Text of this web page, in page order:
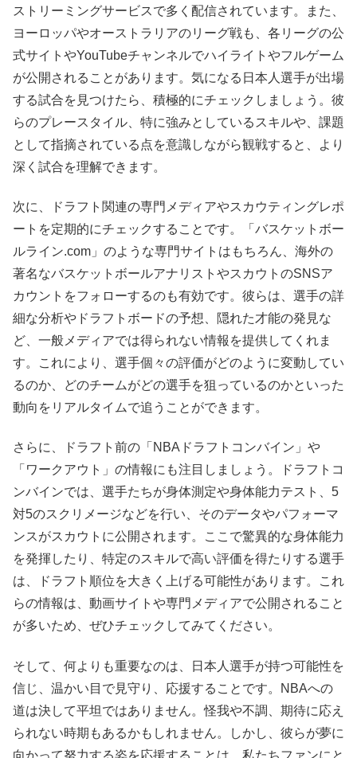
ストリーミングサービスで多く配信されています。また、
ヨーロッパやオーストラリアのリーグ戦も、各リーグの公
式サイトやYouTubeチャンネルでハイライトやフルゲーム
が公開されることがあります。気になる日本人選手が出場
する試合を見つけたら、積極的にチェックしましょう。彼
らのプレースタイル、特に強みとしているスキルや、課題
として指摘されている点を意識しながら観戦すると、より
深く試合を理解できます。
次に、ドラフト関連の専門メディアやスカウティングレポ
ートを定期的にチェックすることです。「バスケットボー
ルライン.com」のような専門サイトはもちろん、海外の
著名なバスケットボールアナリストやスカウトのSNSア
カウントをフォローするのも有効です。彼らは、選手の詳
細な分析やドラフトボードの予想、隠れた才能の発見な
ど、一般メディアでは得られない情報を提供してくれま
す。これにより、選手個々の評価がどのように変動してい
るのか、どのチームがどの選手を狙っているのかといった
動向をリアルタイムで追うことができます。
さらに、ドラフト前の「NBAドラフトコンバイン」や
「ワークアウト」の情報にも注目しましょう。ドラフトコ
ンバインでは、選手たちが身体測定や身体能力テスト、5
対5のスクリメージなどを行い、そのデータやパフォーマ
ンスがスカウトに公開されます。ここで驚異的な身体能力
を発揮したり、特定のスキルで高い評価を得たりする選手
は、ドラフト順位を大きく上げる可能性があります。これ
らの情報は、動画サイトや専門メディアで公開されること
が多いため、ぜひチェックしてみてください。
そして、何よりも重要なのは、日本人選手が持つ可能性を
信じ、温かい目で見守り、応援することです。NBAへの
道は決して平坦ではありません。怪我や不調、期待に応え
られない時期もあるかもしれません。しかし、彼らが夢に
向かって努力する姿を応援することは、私たちファンにと